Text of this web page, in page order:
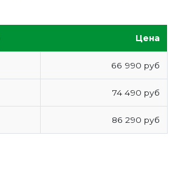
Цена
66 990 руб
74 490 руб
86 290 руб